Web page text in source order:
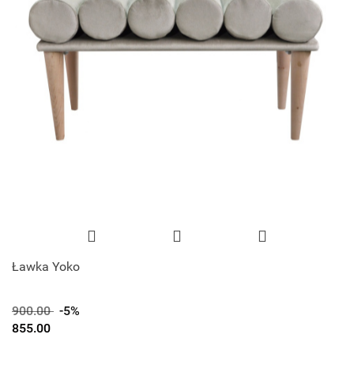
Ławka Yoko
900.00 -5%
855.00